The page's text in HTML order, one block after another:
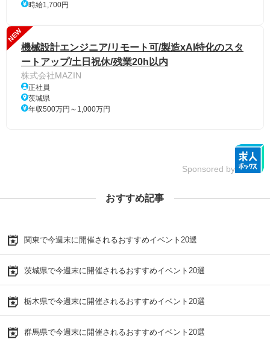
時給1,700円
NEW
機械設計エンジニア/リモート可/製造xAI特化のスタ
ートアップ/土日祝休/残業20h以内
株式会社MAZIN
正社員
茨城県
年収500万円～1,000万円
Sponsored by
おすすめ記事
関東で今週末に開催されるおすすめイベント20選
茨城県で今週末に開催されるおすすめイベント20選
栃木県で今週末に開催されるおすすめイベント20選
群馬県で今週末に開催されるおすすめイベント20選